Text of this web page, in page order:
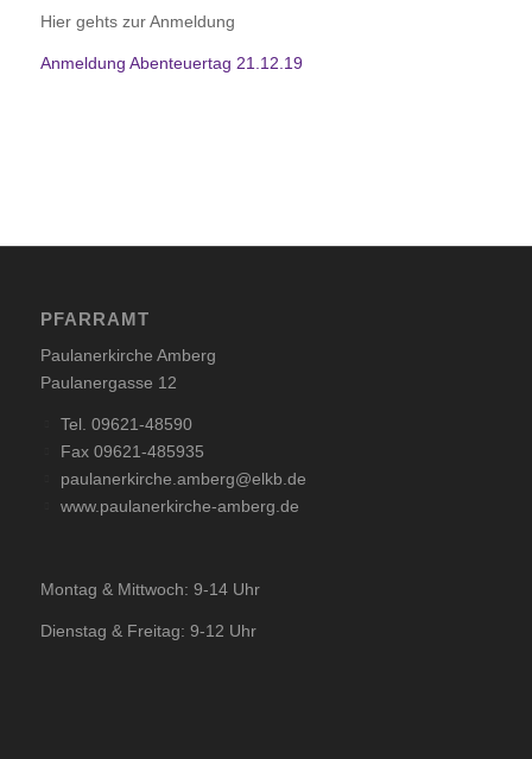
Hier gehts zur Anmeldung
Anmeldung Abenteuertag 21.12.19
PFARRAMT
Paulanerkirche Amberg
Paulanergasse 12
Tel. 09621-48590
Fax 09621-485935
paulanerkirche.amberg@elkb.de
www.paulanerkirche-amberg.de
Montag & Mittwoch: 9-14 Uhr
Dienstag & Freitag: 9-12 Uhr